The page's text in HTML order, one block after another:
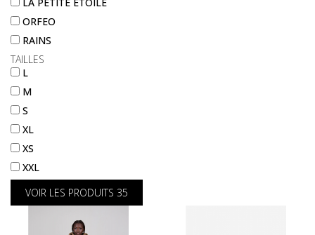
ORFEO
RAINS
TAILLES
L
M
S
XL
XS
XXL
VOIR LES PRODUITS 35